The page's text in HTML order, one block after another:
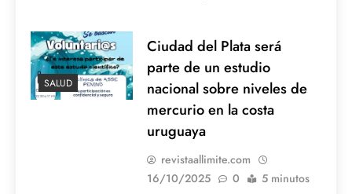
SALUD
Ciudad del Plata será
parte de un estudio
nacional sobre niveles de
mercurio en la costa
uruguaya
revistaallimite.com
16/10/2025
0 5 minutos